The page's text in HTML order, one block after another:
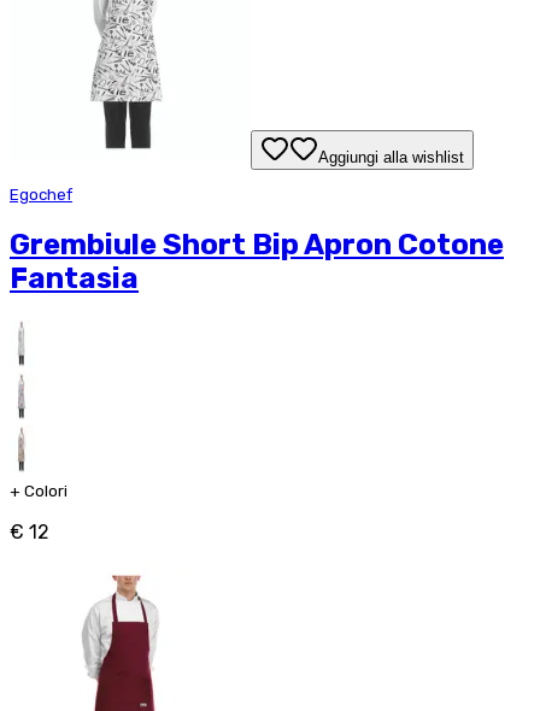
Aggiungi alla wishlist
Egochef
Grembiule Short Bip Apron Cotone
Fantasia
+ Colori
€ 12